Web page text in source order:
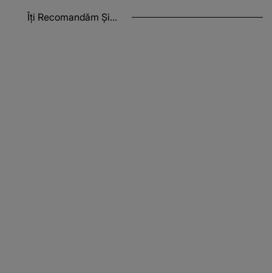
Îți Recomandăm Și...